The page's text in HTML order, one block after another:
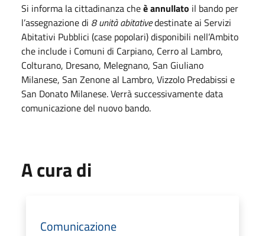
Si informa la cittadinanza cheè annullato il bando per
l’assegnazione di 8 unità abitativedestinate ai Servizi
Abitativi Pubblici (case popolari) disponibili nell’Ambito
che include i Comuni di Carpiano, Cerro al Lambro,
Colturano, Dresano, Melegnano, San Giuliano
Milanese, San Zenone al Lambro, Vizzolo Predabissi e
San Donato Milanese. Verrà successivamente data
comunicazione del nuovo bando.
A cura di
Comunicazione